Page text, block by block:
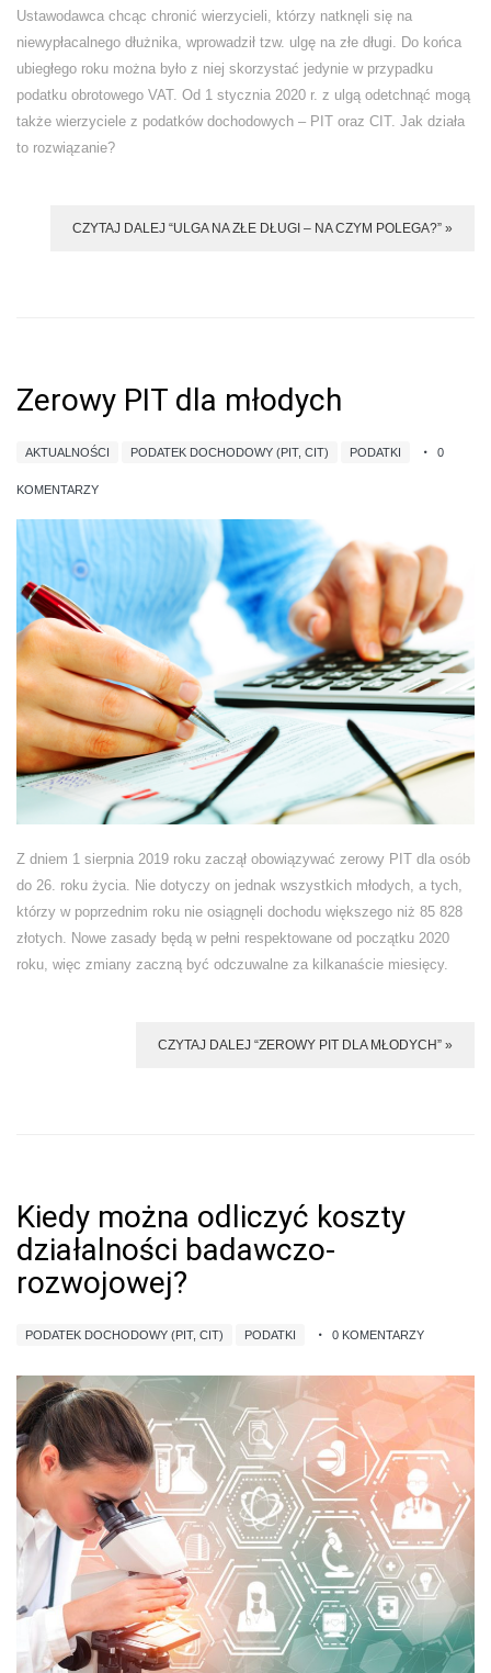
Ustawodawca chcąc chronić wierzycieli, którzy natknęli się na
niewypłacalnego dłużnika, wprowadził tzw. ulgę na złe długi. Do końca
ubiegłego roku można było z niej skorzystać jedynie w przypadku
podatku obrotowego VAT. Od 1 stycznia 2020 r. z ulgą odetchnąć mogą
także wierzyciele z podatków dochodowych – PIT oraz CIT. Jak działa
to rozwiązanie?
CZYTAJ DALEJ “ULGA NA ZŁE DŁUGI – NA CZYM POLEGA?” »
Zerowy PIT dla młodych
AKTUALNOŚCI PODATEK DOCHODOWY (PIT, CIT) PODATKI 0
KOMENTARZY
Z dniem 1 sierpnia 2019 roku zaczął obowiązywać zerowy PIT dla osób
do 26. roku życia. Nie dotyczy on jednak wszystkich młodych, a tych,
którzy w poprzednim roku nie osiągnęli dochodu większego niż 85 828
złotych. Nowe zasady będą w pełni respektowane od początku 2020
roku, więc zmiany zaczną być odczuwalne za kilkanaście miesięcy.
CZYTAJ DALEJ “ZEROWY PIT DLA MŁODYCH” »
Kiedy można odliczyć koszty
działalności badawczo-
rozwojowej?
PODATEK DOCHODOWY (PIT, CIT) PODATKI 0 KOMENTARZY